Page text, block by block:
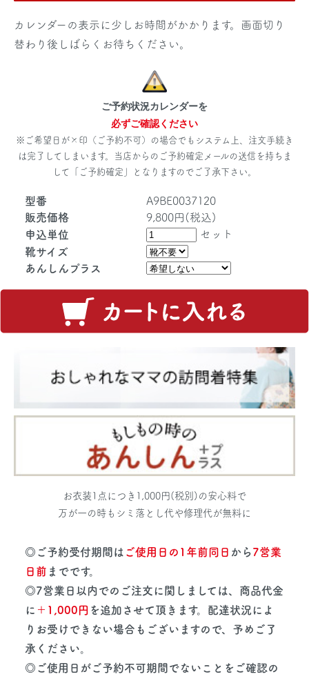
カレンダーの表示に少しお時間がかかります。画面切り
替わり後しばらくお待ちください。
ご予約状況カレンダーを
必ずご確認ください
※ご希望日が×印（ご予約不可）の場合でもシステム上、注文手続き
は完了してしまいます。当店からのご予約確定メールの送信を持ちま
して「ご予約確定」となりますのでご了承下さい。
型番
A9BE0037120
販売価格
9,800円(税込)
申込単位
セット
靴サイズ
あんしんプラス
お衣装1点につき1,000円(税別)の安心料で
万が一の時もシミ落とし代や修理代が無料に
◎ご予約受付期間は ご使用日の1年前同日 から7営業
日前 までです。
◎7営業日以内でのご注文に関しましては、商品代金
に ＋1,000円 を追加させて頂きます。配達状況によ
りお受けできない場合もございますので、予めご了
承ください。
◎ご使用日がご予約不可期間でないことをご確認の